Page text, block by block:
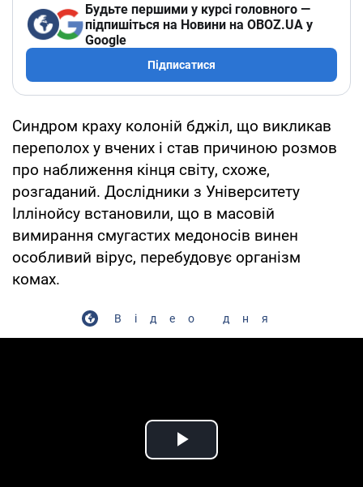
Будьте першими у курсі головного —
підпишіться на Новини на OBOZ.UA у
Google
Підписатися
Синдром краху колоній бджіл, що викликав
переполох у вчених і став причиною розмов
про наближення кінця світу, схоже,
розгаданий. Дослідники з Університету
Іллінойсу встановили, що в масовій
вимирання смугастих медоносів винен
особливий вірус, перебудовує організм
комах.
Відео дня
Play Video